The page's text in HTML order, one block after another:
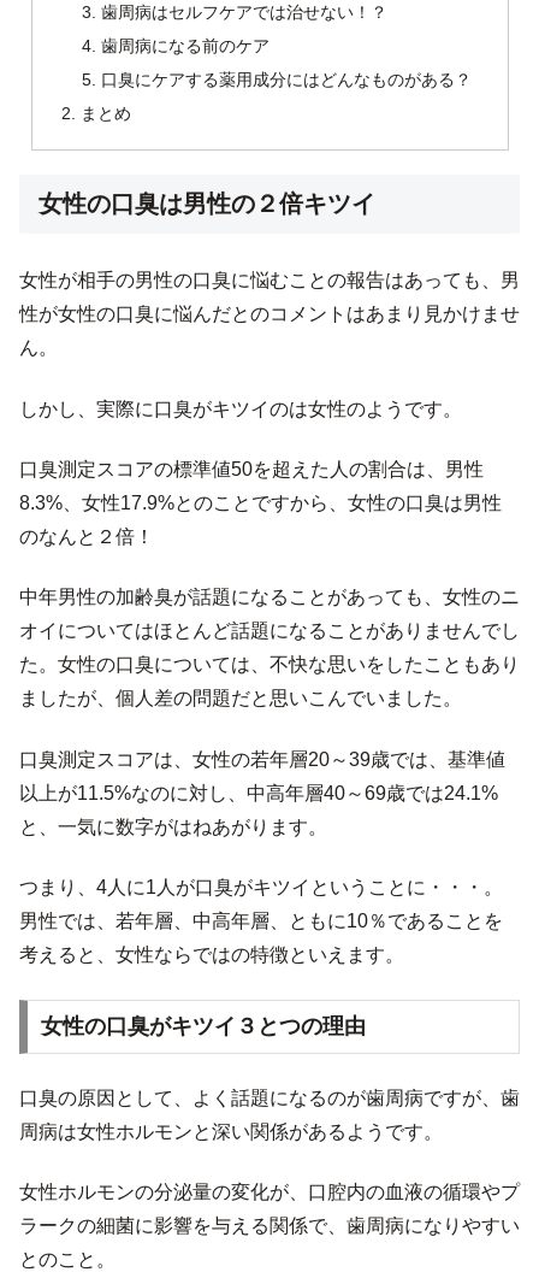
歯周病はセルフケアでは治せない！？
歯周病になる前のケア
口臭にケアする薬用成分にはどんなものがある？
まとめ
女性の口臭は男性の２倍キツイ
女性が相手の男性の口臭に悩むことの報告はあっても、男
性が女性の口臭に悩んだとのコメントはあまり見かけませ
ん。
しかし、実際に口臭がキツイのは女性のようです。
口臭測定スコアの標準値50を超えた人の割合は、男性
8.3%、女性17.9%とのことですから、女性の口臭は男性
のなんと２倍！
中年男性の加齢臭が話題になることがあっても、女性のニ
オイについてはほとんど話題になることがありませんでし
た。女性の口臭については、不快な思いをしたこともあり
ましたが、個人差の問題だと思いこんでいました。
口臭測定スコアは、女性の若年層20～39歳では、基準値
以上が11.5%なのに対し、中高年層40～69歳では24.1%
と、一気に数字がはねあがります。
つまり、4人に1人が口臭がキツイということに・・・。
男性では、若年層、中高年層、ともに10％であることを
考えると、女性ならではの特徴といえます。
女性の口臭がキツイ３とつの理由
口臭の原因として、よく話題になるのが歯周病ですが、歯
周病は女性ホルモンと深い関係があるようです。
女性ホルモンの分泌量の変化が、口腔内の血液の循環やプ
ラークの細菌に影響を与える関係で、歯周病になりやすい
とのこと。